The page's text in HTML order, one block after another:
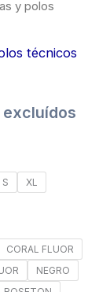
y polos
técnicos
S XL
CORAL FLUOR
NEGRO